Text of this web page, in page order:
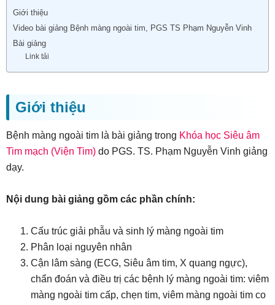
Giới thiệu
Video bài giảng Bệnh màng ngoài tim, PGS TS Phạm Nguyễn Vinh
Bài giảng
Link tải
Giới thiệu
Bệnh màng ngoài tim là bài giảng trong Khóa học Siêu âm
Tim mạch (Viện Tim) do PGS. TS. Phạm Nguyễn Vinh giảng
dạy.
Nội dung bài giảng gồm các phần chính:
Cấu trúc giải phẫu và sinh lý màng ngoài tim
Phân loại nguyên nhân
Cận lâm sàng (ECG, Siêu âm tim, X quang ngực),
chẩn đoán và điều trị các bệnh lý màng ngoài tim: viêm
màng ngoài tim cấp, chẹn tim, viêm màng ngoài tim co